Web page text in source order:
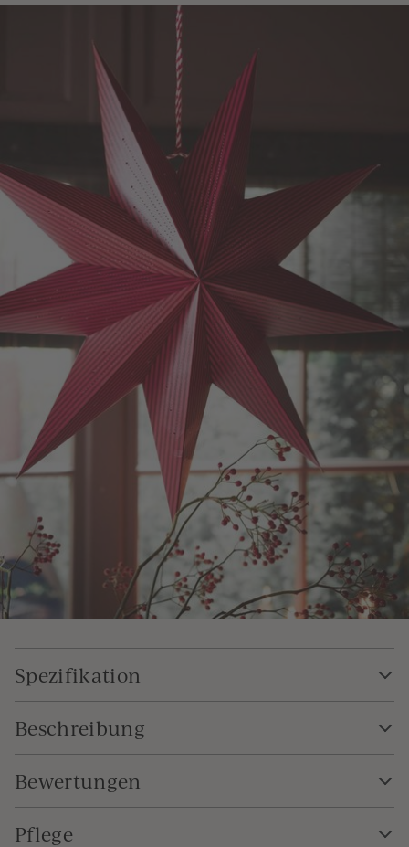
Spezifikation
Beschreibung
Bewertungen
Pflege